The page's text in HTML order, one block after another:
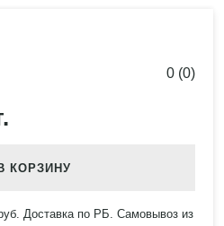
0 (0)
КОРЗИНУ
Доставка по РБ. Самовывоз из